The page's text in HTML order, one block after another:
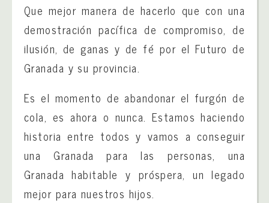
Que mejor manera de hacerlo que con una
demostración pacífica de compromiso, de
ilusión, de ganas y de fé por el Futuro de
Granada y su provincia.
Es el momento de abandonar el furgón de
cola, es ahora o nunca. Estamos haciendo
historia entre todos y vamos a conseguir
una Granada para las personas, una
Granada habitable y próspera, un legado
mejor para nuestros hijos.